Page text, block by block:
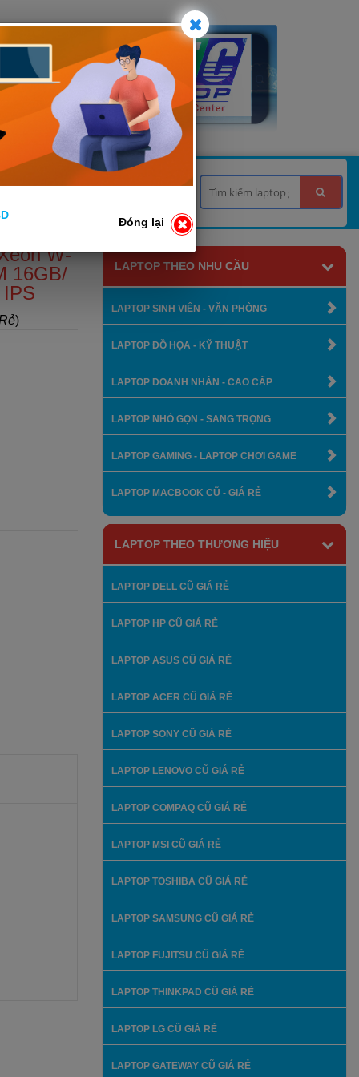
TƯ VẤN
W-
16GB/
)
LAPTOP THEO NHU CẦU
LAPTOP SINH VIÊN - VĂN PHÒNG
LAPTOP ĐỒ HỌA - KỸ THUẬT
LAPTOP DOANH NHÂN - CAO CẤP
LAPTOP NHỎ GỌN - SANG TRỌNG
LAPTOP GAMING - LAPTOP CHƠI GAME
LAPTOP MACBOOK CŨ - GIÁ RẺ
LAPTOP THEO THƯƠNG HIỆU
LAPTOP DELL CŨ GIÁ RẺ
LAPTOP HP CŨ GIÁ RẺ
LAPTOP ASUS CŨ GIÁ RẺ
LAPTOP ACER CŨ GIÁ RẺ
LAPTOP SONY CŨ GIÁ RẺ
LAPTOP LENOVO CŨ GIÁ RẺ
LAPTOP COMPAQ CŨ GIÁ RẺ
LAPTOP MSI CŨ GIÁ RẺ
LAPTOP TOSHIBA CŨ GIÁ RẺ
LAPTOP SAMSUNG CŨ GIÁ RẺ
LAPTOP FUJITSU CŨ GIÁ RẺ
LAPTOP THINKPAD CŨ GIÁ RẺ
LAPTOP LG CŨ GIÁ RẺ
LAPTOP GATEWAY CŨ GIÁ RẺ
Đóng lại